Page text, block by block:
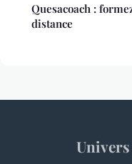
Quesacoach :
distance